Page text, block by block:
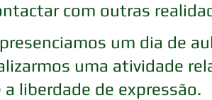
com outras
um dia de
uma atividade
a liberdade de expressão.